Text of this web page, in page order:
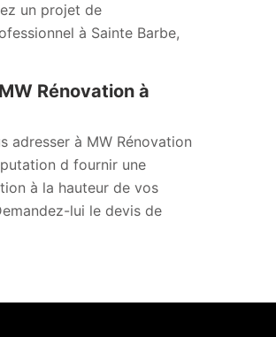
un projet de
à Sainte Barbe,
Rénovation à
adresser à MW Rénovation
d fournir une
à la hauteur de vos
lui le devis de